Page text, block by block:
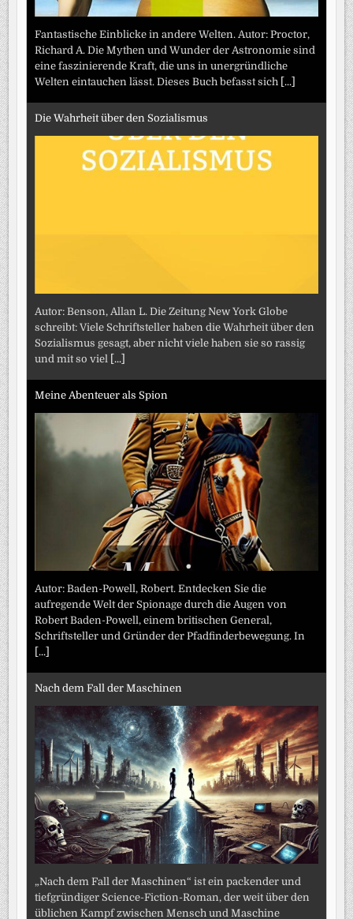
Fantastische Einblicke in andere Welten. Autor: Proctor,
Richard A. Die Mythen und Wunder der Astronomie sind
eine faszinierende Kraft, die uns in unergründliche
Welten eintauchen lässt. Dieses Buch befasst sich
[...]
Die Wahrheit über den Sozialismus
Autor: Benson, Allan L. Die Zeitung New York Globe
schreibt: Viele Schriftsteller haben die Wahrheit über den
Sozialismus gesagt, aber nicht viele haben sie so rassig
und mit so viel
[...]
Meine Abenteuer als Spion
Autor: Baden-Powell, Robert. Entdecken Sie die
aufregende Welt der Spionage durch die Augen von
Robert Baden-Powell, einem britischen General,
Schriftsteller und Gründer der Pfadfinderbewegung. In
[...]
Nach dem Fall der Maschinen
„Nach dem Fall der Maschinen“ ist ein packender und
tiefgründiger Science-Fiction-Roman, der weit über den
üblichen Kampf zwischen Mensch und Maschine